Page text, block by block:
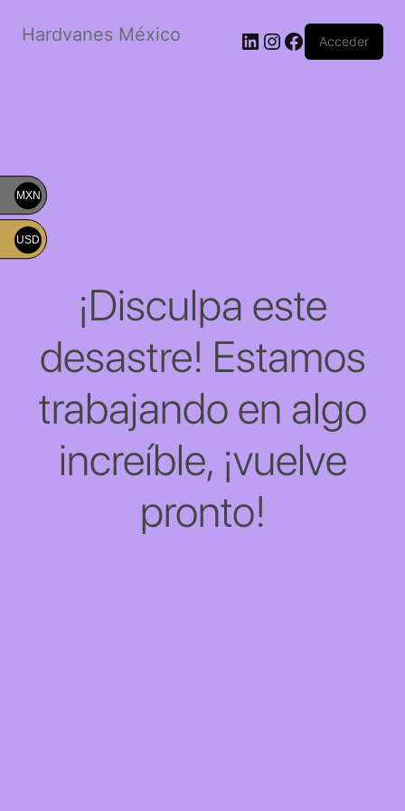
Hardvanes México LinkedIn
Instagram
Facebook
Acceder
¡Disculpa este
desastre! Estamos
trabajando en algo
increíble, ¡vuelve
pronto!
MXN
USD